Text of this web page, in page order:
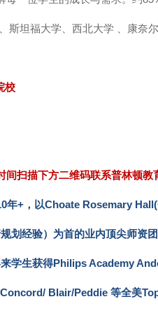
斯坦福大学、西北大学 、康奈
校
扫描下方二维码联系普林顿教
年+，以Choate Rosemary
划经验）为首的业内顶尖师资
来学生获得Philips Academy
Blair/Peddie 等全美